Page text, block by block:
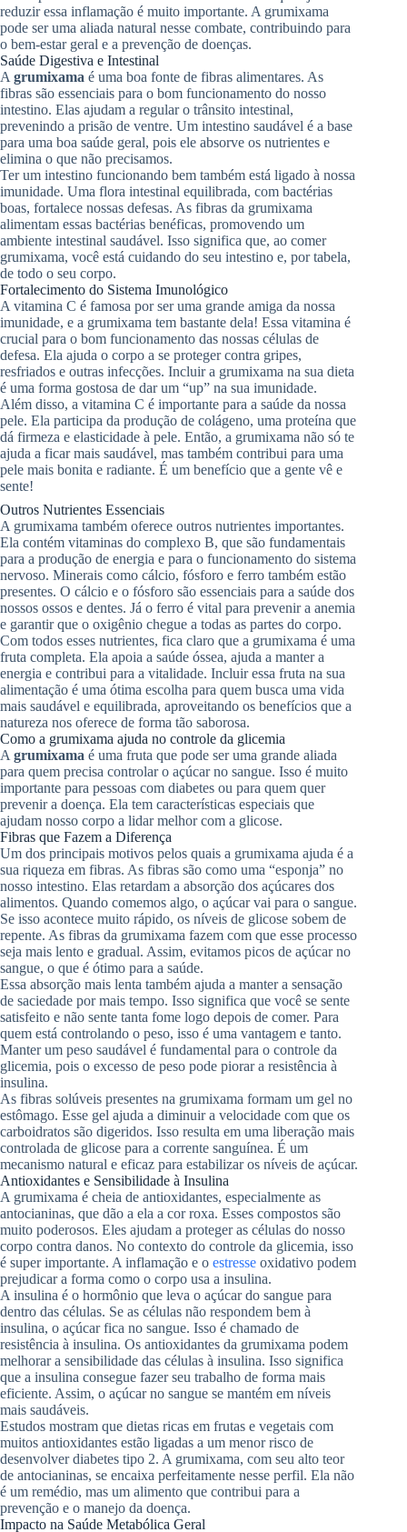
reduzir essa inflamação é muito importante. A grumixama
pode ser uma aliada natural nesse combate, contribuindo para
o bem-estar geral e a prevenção de doenças.
Saúde Digestiva e Intestinal
A grumixama é uma boa fonte de fibras alimentares. As
fibras são essenciais para o bom funcionamento do nosso
intestino. Elas ajudam a regular o trânsito intestinal,
prevenindo a prisão de ventre. Um intestino saudável é a base
para uma boa saúde geral, pois ele absorve os nutrientes e
elimina o que não precisamos.
Ter um intestino funcionando bem também está ligado à nossa
imunidade. Uma flora intestinal equilibrada, com bactérias
boas, fortalece nossas defesas. As fibras da grumixama
alimentam essas bactérias benéficas, promovendo um
ambiente intestinal saudável. Isso significa que, ao comer
grumixama, você está cuidando do seu intestino e, por tabela,
de todo o seu corpo.
Fortalecimento do Sistema Imunológico
A vitamina C é famosa por ser uma grande amiga da nossa
imunidade, e a grumixama tem bastante dela! Essa vitamina é
crucial para o bom funcionamento das nossas células de
defesa. Ela ajuda o corpo a se proteger contra gripes,
resfriados e outras infecções. Incluir a grumixama na sua dieta
é uma forma gostosa de dar um “up” na sua imunidade.
Além disso, a vitamina C é importante para a saúde da nossa
pele. Ela participa da produção de colágeno, uma proteína que
dá firmeza e elasticidade à pele. Então, a grumixama não só te
ajuda a ficar mais saudável, mas também contribui para uma
pele mais bonita e radiante. É um benefício que a gente vê e
sente!
Outros Nutrientes Essenciais
A grumixama também oferece outros nutrientes importantes.
Ela contém vitaminas do complexo B, que são fundamentais
para a produção de energia e para o funcionamento do sistema
nervoso. Minerais como cálcio, fósforo e ferro também estão
presentes. O cálcio e o fósforo são essenciais para a saúde dos
nossos ossos e dentes. Já o ferro é vital para prevenir a anemia
e garantir que o oxigênio chegue a todas as partes do corpo.
Com todos esses nutrientes, fica claro que a grumixama é uma
fruta completa. Ela apoia a saúde óssea, ajuda a manter a
energia e contribui para a vitalidade. Incluir essa fruta na sua
alimentação é uma ótima escolha para quem busca uma vida
mais saudável e equilibrada, aproveitando os benefícios que a
natureza nos oferece de forma tão saborosa.
Como a grumixama ajuda no controle da glicemia
A grumixama é uma fruta que pode ser uma grande aliada
para quem precisa controlar o açúcar no sangue. Isso é muito
importante para pessoas com diabetes ou para quem quer
prevenir a doença. Ela tem características especiais que
ajudam nosso corpo a lidar melhor com a glicose.
Fibras que Fazem a Diferença
Um dos principais motivos pelos quais a grumixama ajuda é a
sua riqueza em fibras. As fibras são como uma “esponja” no
nosso intestino. Elas retardam a absorção dos açúcares dos
alimentos. Quando comemos algo, o açúcar vai para o sangue.
Se isso acontece muito rápido, os níveis de glicose sobem de
repente. As fibras da grumixama fazem com que esse processo
seja mais lento e gradual. Assim, evitamos picos de açúcar no
sangue, o que é ótimo para a saúde.
Essa absorção mais lenta também ajuda a manter a sensação
de saciedade por mais tempo. Isso significa que você se sente
satisfeito e não sente tanta fome logo depois de comer. Para
quem está controlando o peso, isso é uma vantagem e tanto.
Manter um peso saudável é fundamental para o controle da
glicemia, pois o excesso de peso pode piorar a resistência à
insulina.
As fibras solúveis presentes na grumixama formam um gel no
estômago. Esse gel ajuda a diminuir a velocidade com que os
carboidratos são digeridos. Isso resulta em uma liberação mais
controlada de glicose para a corrente sanguínea. É um
mecanismo natural e eficaz para estabilizar os níveis de açúcar.
Antioxidantes e Sensibilidade à Insulina
A grumixama é cheia de antioxidantes, especialmente as
antocianinas, que dão a ela a cor roxa. Esses compostos são
muito poderosos. Eles ajudam a proteger as células do nosso
corpo contra danos. No contexto do controle da glicemia, isso
é super importante. A inflamação e o estresse oxidativo podem
prejudicar a forma como o corpo usa a insulina.
A insulina é o hormônio que leva o açúcar do sangue para
dentro das células. Se as células não respondem bem à
insulina, o açúcar fica no sangue. Isso é chamado de
resistência à insulina. Os antioxidantes da grumixama podem
melhorar a sensibilidade das células à insulina. Isso significa
que a insulina consegue fazer seu trabalho de forma mais
eficiente. Assim, o açúcar no sangue se mantém em níveis
mais saudáveis.
Estudos mostram que dietas ricas em frutas e vegetais com
muitos antioxidantes estão ligadas a um menor risco de
desenvolver diabetes tipo 2. A grumixama, com seu alto teor
de antocianinas, se encaixa perfeitamente nesse perfil. Ela não
é um remédio, mas um alimento que contribui para a
prevenção e o manejo da doença.
Impacto na Saúde Metabólica Geral